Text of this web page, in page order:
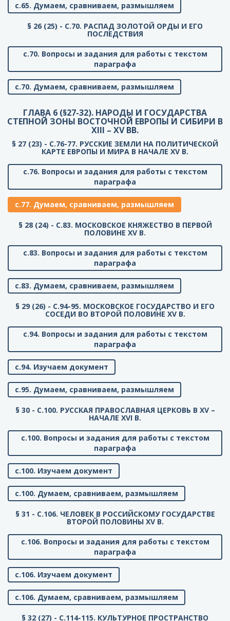
с.65. Думаем, сравниваем, размышляем
§ 26 (25) - C.70. РАСПАД ЗОЛОТОЙ ОРДЫ И ЕГО
ПОСЛЕДСТВИЯ
с.70. Вопросы и задания для работы с текстом
параграфа
с.70. Думаем, сравниваем, размышляем
ГЛАВА 6 (§27-32). НАРОДЫ И ГОСУДАРСТВА
СТЕПНОЙ ЗОНЫ ВОСТОЧНОЙ ЕВРОПЫ И СИБИРИ В
XIII – XV ВВ.
§ 27 (23) - C.76-77. РУССКИЕ ЗЕМЛИ НА ПОЛИТИЧЕСКОЙ
КАРТЕ ЕВРОПЫ И МИРА В НАЧАЛЕ XV В.
с.76. Вопросы и задания для работы с текстом
параграфа
с.77. Думаем, сравниваем, размышляем
§ 28 (24) - C.83. МОСКОВСКОЕ КНЯЖЕСТВО В ПЕРВОЙ
ПОЛОВИНЕ XV В.
с.83. Вопросы и задания для работы с текстом
параграфа
с.83. Думаем, сравниваем, размышляем
§ 29 (26) - C.94-95. МОСКОВСКОЕ ГОСУДАРСТВО И ЕГО
СОСЕДИ ВО ВТОРОЙ ПОЛОВИНЕ XV В.
с.94. Вопросы и задания для работы с текстом
параграфа
с.94. Изучаем документ
с.95. Думаем, сравниваем, размышляем
§ 30 - C.100. РУССКАЯ ПРАВОСЛАВНАЯ ЦЕРКОВЬ В XV –
НАЧАЛЕ XVI В.
с.100. Вопросы и задания для работы с текстом
параграфа
с.100. Изучаем документ
с.100. Думаем, сравниваем, размышляем
§ 31 - C.106. ЧЕЛОВЕК В РОССИЙСКОМУ ГОСУДАРСТВЕ
ВТОРОЙ ПОЛОВИНЫ XV В.
с.106. Вопросы и задания для работы с текстом
параграфа
с.106. Изучаем документ
с.106. Думаем, сравниваем, размышляем
§ 32 (27) - C.114-115. КУЛЬТУРНОЕ ПРОСТРАНСТВО